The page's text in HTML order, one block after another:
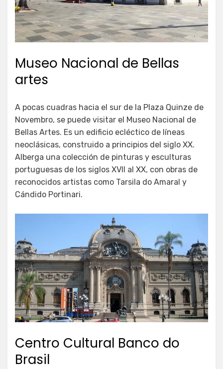
Museo Nacional de Bellas
artes
A pocas cuadras hacia el sur de la Plaza Quinze de
Novembro, se puede visitar el Museo Nacional de
Bellas Artes. Es un edificio ecléctico de líneas
neoclásicas, construido a principios del siglo XX.
Alberga una colección de pinturas y esculturas
portuguesas de los siglos XVII al XX, con obras de
reconocidos artistas como Tarsila do Amaral y
Cándido Portinari.
Centro Cultural Banco do
Brasil